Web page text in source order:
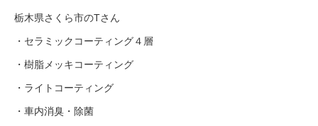
栃木県さくら市のTさん
・セラミックコーティング４層
・樹脂メッキコーティング
・ライトコーティング
・車内消臭・除菌